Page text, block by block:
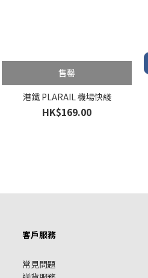
售罄
港鐵 PLARAIL 機場快綫
HK$169.00
客戶服務
常見問題